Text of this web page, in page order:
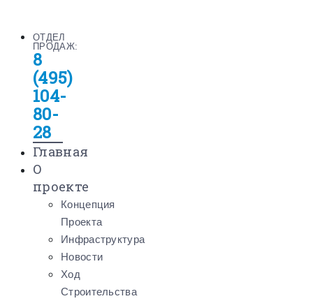
ОТДЕЛ
ПРОДАЖ:
8
(495)
104-
80-
28
Главная
О
проекте
Концепция
Проекта
Инфраструктура
Новости
Ход
Строительства